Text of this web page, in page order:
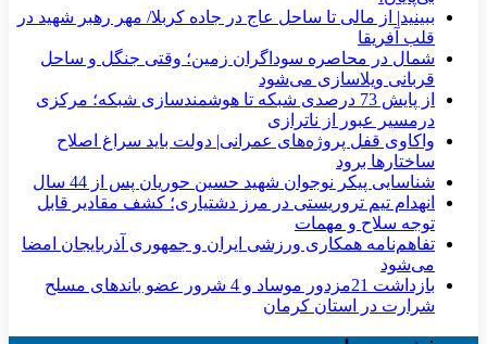
ببینید| از مالی تا ساحل عاج در جاده کربلا/ مهر رهبر شهید در
قلب آفریقا
شمال در محاصره سوداگران زمین؛ وقتی جنگل و ساحل
قربانی ویلاسازی می‌شود
از پایش 73 درصدی شبکه تا هوشمندسازی شبکه؛ مرکزی
درمسیر عبور از ناترازی
واکاوی قفل پروژه‌های عمرانی| دولت باید سراغ اصلاح
ساختارها برود
شناسایی پیکر نوجوان شهید حسین حوریان پس از 44 سال
انهدام تیم تروریستی در مرز دشتیاری؛ کشف مقادیر قابل
توجه سلاح و مهمات
تفاهم‌نامه همکاری ورزشی ایران و جمهوری آذربایجان امضا
می‌شود
بازداشت 21مزدور موساد و 4 شرور عضو باندهای مسلح
شرارت در استان کرمان